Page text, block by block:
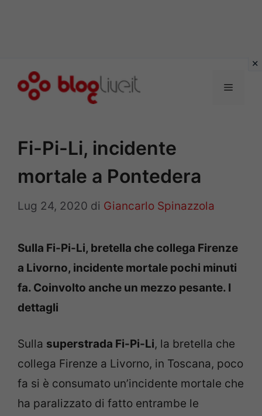
Menu
Fi-Pi-Li, incidente
mortale a Pontedera
Lug 24, 2020 di Giancarlo Spinazzola
Sulla Fi-Pi-Li, bretella che collega Firenze
a Livorno, incidente mortale pochi minuti
fa. Coinvolto anche un mezzo pesante. I
dettagli
Sulla superstrada Fi-Pi-Li, la bretella che
collega Firenze a Livorno, in Toscana, poco
fa si è consumato un’incidente mortale che
ha paralizzato di fatto entrambe le